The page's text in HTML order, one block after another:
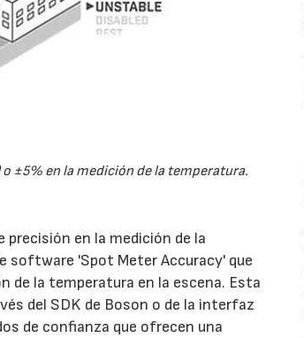
±5% en la medición de la temperatura.
precisión en la medición de la
software 'Spot Meter Accuracy' que
de la temperatura en la escena. Esta
del SDK de Boson o de la interfaz
de confianza que ofrecen una